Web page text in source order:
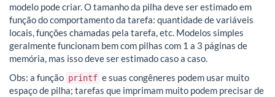
modelo pode criar. O tamanho da pilha deve ser estimado em
função do comportamento da tarefa: quantidade de variáveis
locais, funções chamadas pela tarefa, etc. Modelos simples
geralmente funcionam bem com pilhas com 1 a 3 páginas de
memória, mas isso deve ser estimado caso a caso.
Obs: a função printf e suas congêneres podem usar muito
espaço de pilha; tarefas que imprimam muito podem precisar de